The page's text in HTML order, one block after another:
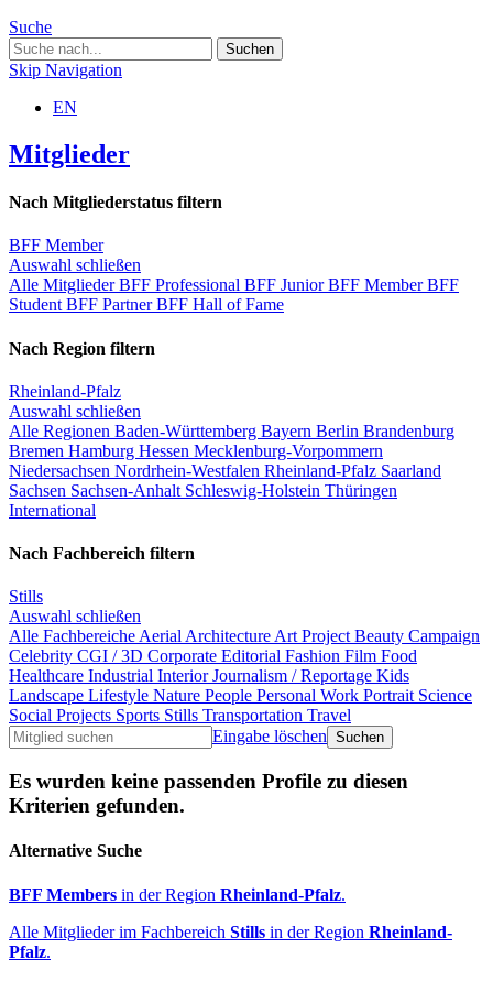
Suche
Skip Navigation
EN
Mitglieder
Nach Mitgliederstatus filtern
BFF Member
Auswahl schließen
Alle MitgliederBFF Professional BFF JuniorBFF MemberBFF
Student BFF PartnerBFF Hall of Fame
Nach Region filtern
Rheinland-Pfalz
Auswahl schließen
Alle Regionen Baden-Württemberg Bayern Berlin Brandenburg
Bremen Hamburg Hessen Mecklenburg-Vorpommern
Niedersachsen Nordrhein-Westfalen Rheinland-Pfalz Saarland
Sachsen Sachsen-Anhalt Schleswig-Holstein Thüringen
International
Nach Fachbereich filtern
Stills
Auswahl schließen
Alle Fachbereiche Aerial Architecture Art Project Beauty Campaign
Celebrity CGI / 3D Corporate Editorial Fashion Film Food
Healthcare Industrial InteriorJournalism / Reportage Kids
Landscape Lifestyle Nature People Personal Work Portrait Science
Social Projects Sports Stills Transportation Travel
Eingabe löschen
Es wurden keine passenden Profile zu diesen
Kriterien gefunden.
Alternative Suche
BFF Members in der Region Rheinland-Pfalz.
Alle Mitglieder im Fachbereich Stills in der Region Rheinland-
Pfalz.